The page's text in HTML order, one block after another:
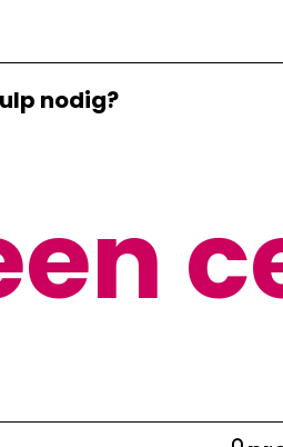
nodig?